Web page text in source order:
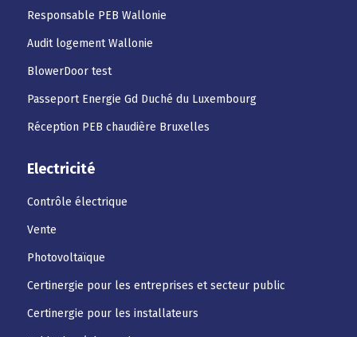
Responsable PEB Wallonie
Audit logement Wallonie
BlowerDoor test
Passeport Energie Gd Duché du Luxembourg
Réception PEB chaudière Bruxelles
Electricité
Contrôle électrique
Vente
Photovoltaïque
Certinergie pour les entreprises et secteur public
Certinergie pour les installateurs